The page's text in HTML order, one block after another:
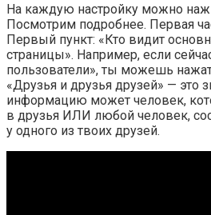
На каждую настройку можно
Посмотрим подробнее. Первая
Первый пункт: «Кто видит
страницы». Например, если
пользователи», ты можешь
«Друзья и друзья друзей» — это
информацию может человек,
в друзья ИЛИ любой человек,
у одного из твоих друзей.